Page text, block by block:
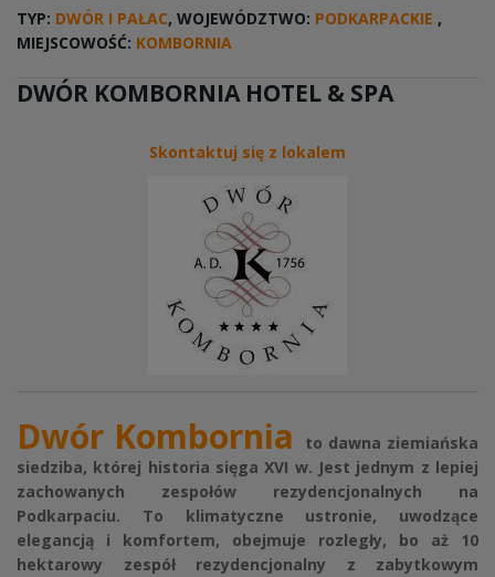
TYP: DWÓR I PAŁAC, WOJEWÓDZTWO: PODKARPACKIE ,
MIEJSCOWOŚĆ: KOMBORNIA
DWÓR KOMBORNIA HOTEL & SPA
Skontaktuj się z lokalem
Dwór Kombornia
to dawna ziemiańska
siedziba, której historia sięga XVI w. Jest jednym z lepiej
zachowanych zespołów rezydencjonalnych na
Podkarpaciu. To klimatyczne ustronie, uwodzące
elegancją i komfortem, obejmuje rozległy, bo aż 10
hektarowy zespół rezydencjonalny z zabytkowym